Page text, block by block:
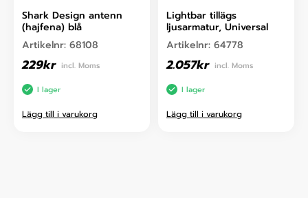
Shark Design antenn
(hajfena) blå
Artikelnr: 68108
229kr incl. Moms
I lager
Lägg till i varukorg
Lightbar tillägs
ljusarmatur, Universal
Artikelnr: 64778
2.057kr incl. Moms
I lager
Lägg till i varukorg